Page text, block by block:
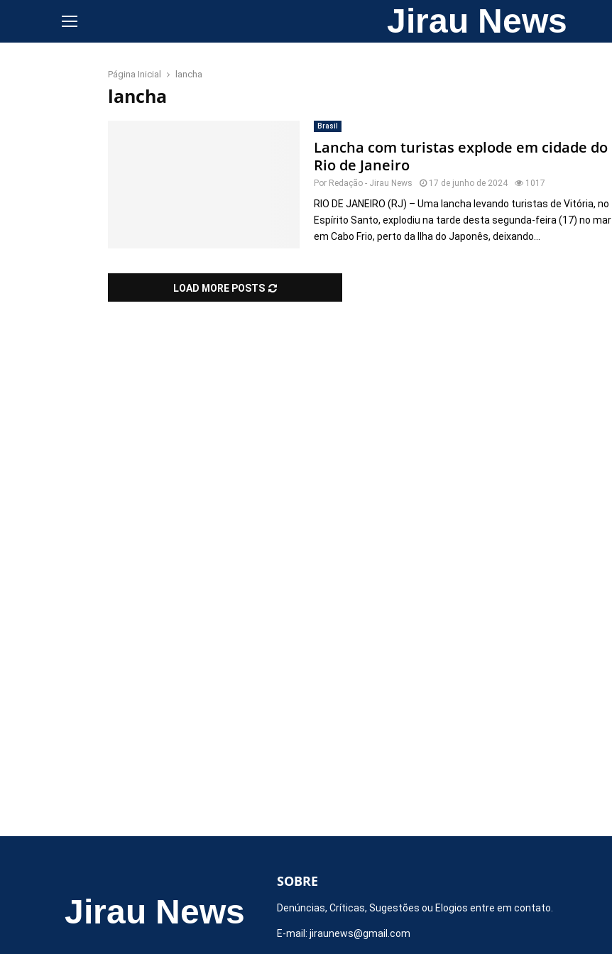
Jirau News
Página Inicial lancha
lancha
Brasil
Lancha com turistas explode em cidade do
Rio de Janeiro
Por Redação - Jirau News 17 de junho de 2024 1017
RIO DE JANEIRO (RJ) – Uma lancha levando turistas de Vitória, no
Espírito Santo, explodiu na tarde desta segunda-feira (17) no mar
em Cabo Frio, perto da Ilha do Japonês, deixando...
LOAD MORE POSTS
Jirau News
SOBRE
Denúncias, Críticas, Sugestões ou Elogios entre em contato.
E-mail: jiraunews@gmail.com